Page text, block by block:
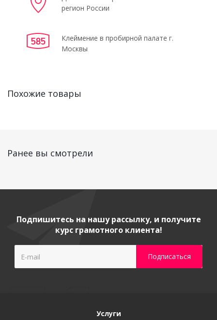
регион России
Клеймение в пробирной палате г.
Москвы
Похожие товары
Ранее вы смотрели
Подпишитесь на нашу рассылку, и получите
курс грамотного клиента!
Услуги